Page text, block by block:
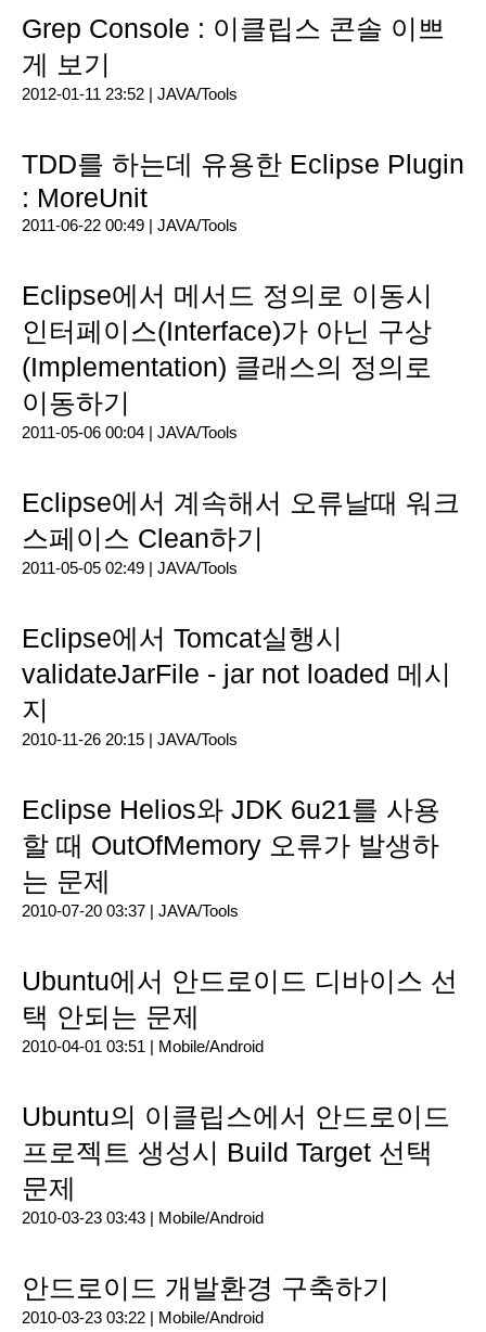
Grep Console : 이클립스 콘솔 이쁘
게 보기
2012-01-11 23:52 | JAVA/Tools
TDD를 하는데 유용한 Eclipse Plugin
: MoreUnit
2011-06-22 00:49 | JAVA/Tools
Eclipse에서 메서드 정의로 이동시
인터페이스(Interface)가 아닌 구상
(Implementation) 클래스의 정의로
이동하기
2011-05-06 00:04 | JAVA/Tools
Eclipse에서 계속해서 오류날때 워크
스페이스 Clean하기
2011-05-05 02:49 | JAVA/Tools
Eclipse에서 Tomcat실행시
validateJarFile - jar not loaded 메시
지
2010-11-26 20:15 | JAVA/Tools
Eclipse Helios와 JDK 6u21를 사용
할 때 OutOfMemory 오류가 발생하
는 문제
2010-07-20 03:37 | JAVA/Tools
Ubuntu에서 안드로이드 디바이스 선
택 안되는 문제
2010-04-01 03:51 | Mobile/Android
Ubuntu의 이클립스에서 안드로이드
프로젝트 생성시 Build Target 선택
문제
2010-03-23 03:43 | Mobile/Android
안드로이드 개발환경 구축하기
2010-03-23 03:22 | Mobile/Android